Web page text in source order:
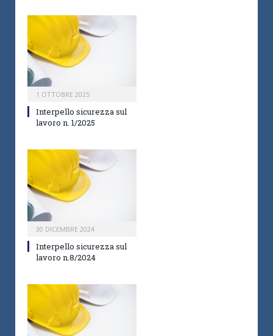
1 OTTOBRE 2025
Interpello sicurezza sul
lavoro n. 1/2025
30 DICEMBRE 2024
Interpello sicurezza sul
lavoro n.8/2024